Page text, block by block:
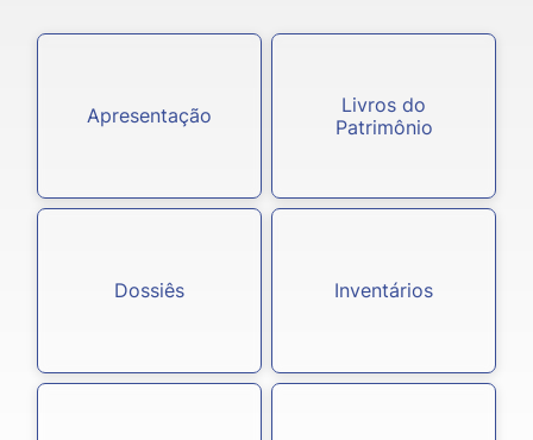
Apresentação
Livros do
Patrimônio
Dossiês Inventários